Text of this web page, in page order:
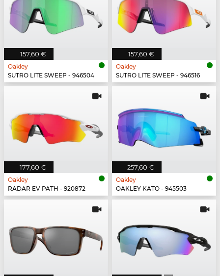
157,60 €
Oakley
SUTRO LITE SWEEP - 946504
157,60 €
Oakley
SUTRO LITE SWEEP - 946516
177,60 €
Oakley
RADAR EV PATH - 920872
257,60 €
Oakley
OAKLEY KATO - 945503